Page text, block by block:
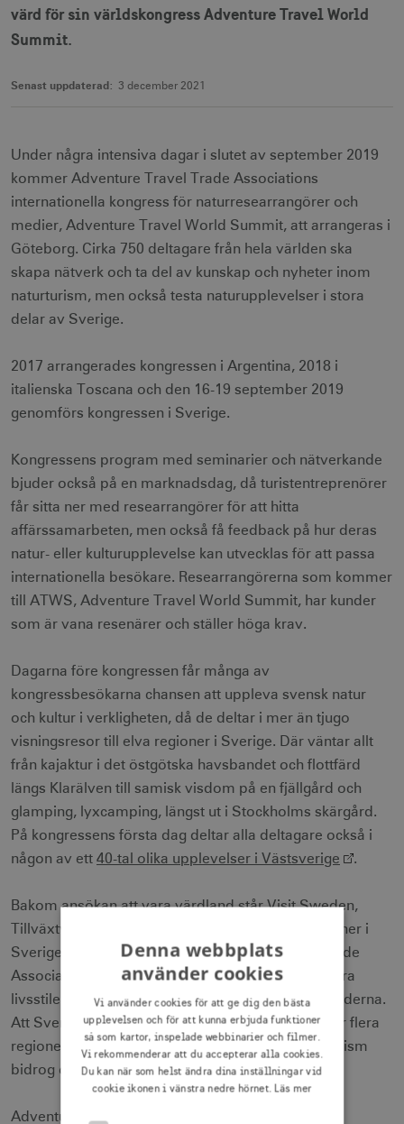
värd för sin världskongress Adventure Travel World
Summit.
Senast uppdaterad: 3 december 2021
Under några intensiva dagar i slutet av september 2019
kommer Adventure Travel Trade Associations
internationella kongress för naturresearrangörer och
medier, Adventure Travel World Summit, att arrangeras i
Göteborg. Cirka 750 deltagare från hela världen ska
skapa nätverk och ta del av kunskap och nyheter inom
naturturism, men också testa naturupplevelser i stora
delar av Sverige.
2017 arrangerades kongressen i Argentina, 2018 i
italienska Toscana och den 16-19 september 2019
genomförs kongressen i Sverige.
Kongressens program med seminarier och nätverkande
bjuder också på en marknadsdag, då turistentreprenörer
får sitta ner med researrangörer för att hitta
affärssamarbeten, men också få feedback på hur deras
natur- eller kulturupplevelse kan utvecklas för att passa
internationella besökare. Researrangörerna som kommer
till ATWS, Adventure Travel World Summit, har kunder
som är vana resenärer och ställer höga krav.
Dagarna före kongressen får många av
kongressbesökarna chansen att uppleva svensk natur
och kultur i verkligheten, då de deltar i mer än tjugo
visningsresor till elva regioner i Sverige. Där väntar allt
från kajaktur i det östgötska havsbandet och flottfärd
längs Klarälven till samisk visdom på en fjällgård och
glamping, lyxcamping, längst ut i Stockholms skärgård.
På kongressens första dag deltar alla deltagare också i
någon av ett 40-tal olika upplevelser i Västsverige .
Bakom ansökan att vara värdland står Visit Sweden,
Tillväxtverket och flera regionala turistorganisationer i
Sverige. Ett starkt skäl till att Adventure Travel Trade
Association valde Sverige är den svenska naturnära
livsstilen och tillgängligheten till naturen, även i städerna.
Att Sverige fokuserar på samarbete och inkluderar flera
regioner och organisationer i arbetet med naturturism
bidrog också till valet av värdland 2019.
Adventure Travel World Summit är nu fullbokad.
Denna webbplats
använder cookies
Vi använder cookies för att ge dig den bästa
upplevelsen och för att kunna erbjuda funktioner
så som kartor, inspelade webbinarier och filmer.
Vi rekommenderar att du accepterar alla cookies.
Du kan när som helst ändra dina inställningar vid
cookie ikonen i vänstra nedre hörnet. Läs mer